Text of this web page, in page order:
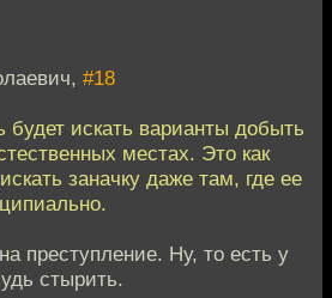
#18
будет искать варианты добыть
местах. Это как
заначку даже там, где ее
преступление. Ну, то есть у
стырить.